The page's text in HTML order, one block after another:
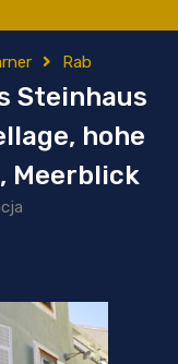
Rab
Steinhaus
hohe
Meerblick